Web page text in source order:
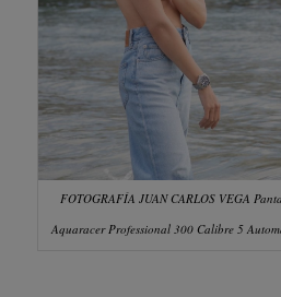
FOTOGRAFÍA JUAN CARLOS VEGA
Aquaracer Professional 300 Calibre 5